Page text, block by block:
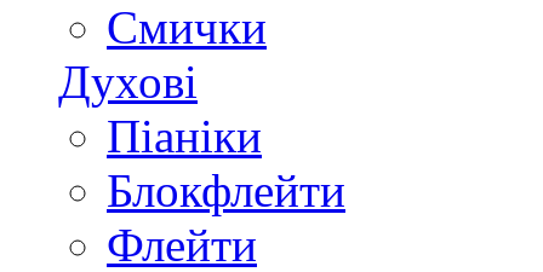
Смички
Духові
Піаніки
Блокфлейти
Флейти